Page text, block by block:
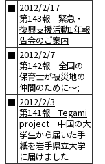
■ 2012/2/17
第143報 緊急・
復興支援活動1年報
告会のご案内
■ 2012/2/7
第142報 全国の
保育士が被災地の
仲間のために〜;
■ 2012/2/3
第141報 Tegami
project 中国の大
学生から届いた手
紙を岩手県立大学
に届けました